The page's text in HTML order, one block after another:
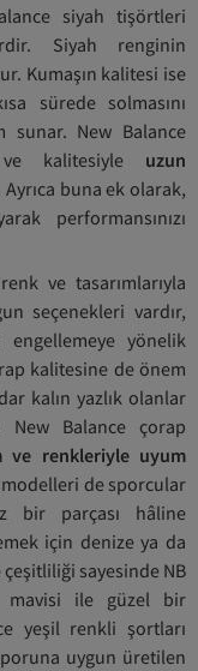
siyah tişörtleri
Siyah renginin
Kumaşın kalitesi ise
sürede solmasını
sunar. New Balance
ve kalitesiyle uzun
Ayrıca buna ek olarak,
performansınızı
ve tasarımlarıyla
seçenekleri vardır,
engellemeye yönelik
kalitesine de önem
kalın yazlık olanlar
Balance çorap
ve renkleriyle uyum
modelleri de sporcular
bir parçası hâline
için denize ya da
sayesinde NB
mavisi ile güzel bir
yeşil renkli şortları
uygun üretilen